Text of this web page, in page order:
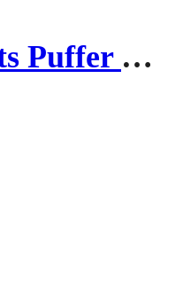
Superdry Sports Puffer Hooded Jacket W5011590A-1LF Dark Purple